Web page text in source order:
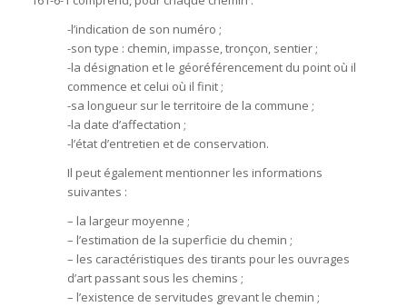
-l’indication de son numéro ;
-son type : chemin, impasse, tronçon, sentier ;
-la désignation et le géoréférencement du point où il
commence et celui où il finit ;
-sa longueur sur le territoire de la commune ;
-la date d’affectation ;
-l’état d’entretien et de conservation.
Il peut également mentionner les informations
suivantes :
– la largeur moyenne ;
– l’estimation de la superficie du chemin ;
– les caractéristiques des tirants pour les ouvrages
d’art passant sous les chemins ;
– l’existence de servitudes grevant le chemin ;